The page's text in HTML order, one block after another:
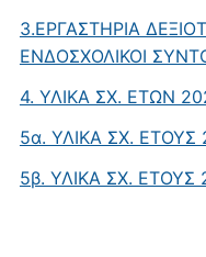
3.ΕΡΓΑΣΤΗΡΙΑ
ΕΝΔΟΣΧΟΛΙΚΟΙ
4. ΥΛΙΚΑ ΣΧ. ΕΤΩΝ
5α. ΥΛΙΚΑ ΣΧ. ΕΤΟΥΣ
5β. ΥΛΙΚΑ ΣΧ. ΕΤΟΥΣ